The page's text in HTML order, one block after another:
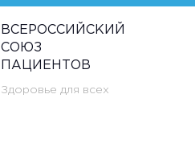
ВСЕРОССИЙСКИЙ
СОЮЗ
ПАЦИЕНТОВ
Здоровье для всех